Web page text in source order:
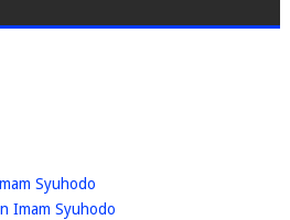
Syuhodo
Imam Syuhodo